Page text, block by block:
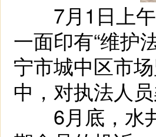
7月1日上午
一面印有“维护
宁市城中区市
中，对执法人
6月底，水井